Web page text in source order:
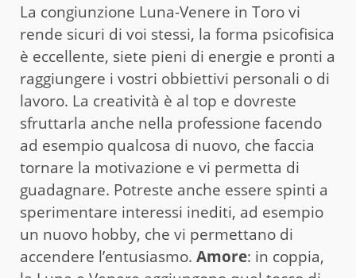
La congiunzione Luna-Venere in Toro vi
rende sicuri di voi stessi, la forma psicofisica
è eccellente, siete pieni di energie e pronti a
raggiungere i vostri obbiettivi personali o di
lavoro. La creatività è al top e dovreste
sfruttarla anche nella professione facendo
ad esempio qualcosa di nuovo, che faccia
tornare la motivazione e vi permetta di
guadagnare. Potreste anche essere spinti a
sperimentare interessi inediti, ad esempio
un nuovo hobby, che vi permettano di
accendere l’entusiasmo. Amore: in coppia,